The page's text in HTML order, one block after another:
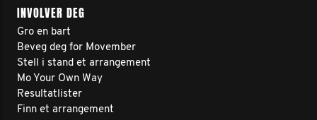
INVOLVER DEG
Gro en bart
Beveg deg for Movember
Stell i stand et arrangement
Mo Your Own Way
Resultatlister
Finn et arrangement